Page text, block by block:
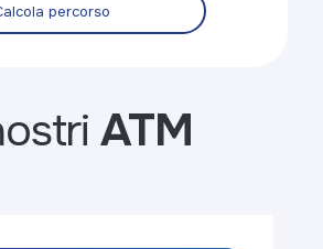
percorso
ATM